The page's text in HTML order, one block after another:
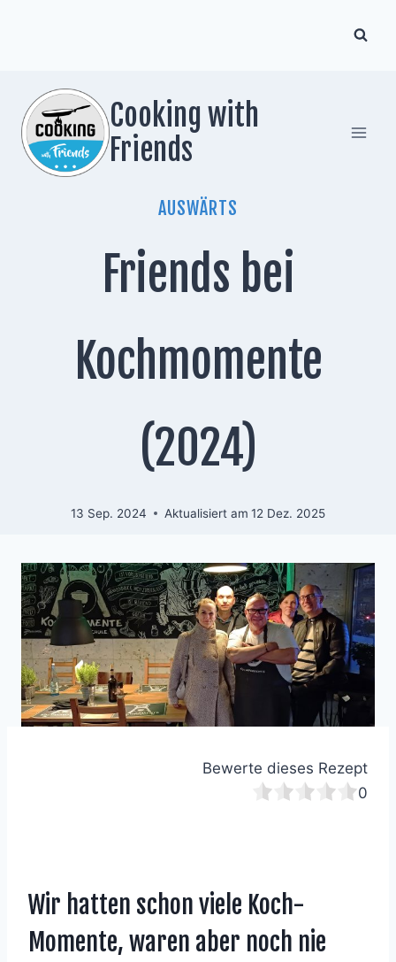
Cooking with
Friends
AUSWÄRTS
Friends bei
Kochmomente
(2024)
13 Sep. 2024 Aktualisiert am 12 Dez. 2025
Bewerte dieses Rezept
0
Wir hatten schon viele Koch-
Momente, waren aber noch nie